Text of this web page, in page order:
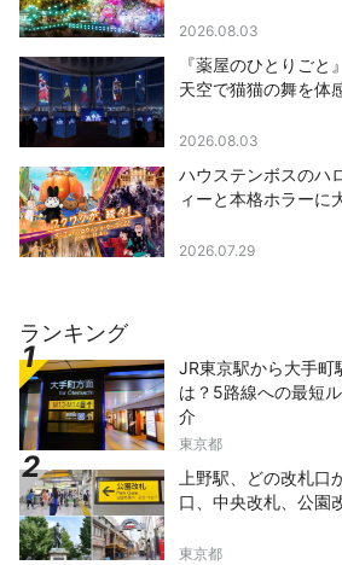
2026.08.03
『薬屋のひとりごと
天空で猫猫の舞を体
2026.08.03
ハウステンボスのハ
ィーと本格ホラーに
2026.07.29
ランキング
JR東京駅から大手町
は？5路線への最短
介
東京都
上野駅、どの改札口
口、中央改札、公園
東京都